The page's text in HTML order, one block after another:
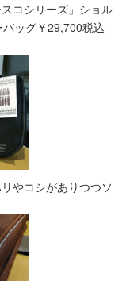
コシリーズ」ショル
ッグ￥29,700税込
やコシがありつつソ